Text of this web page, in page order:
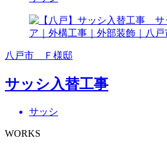
八戸市 Ｆ様邸
サッシ入替工事
サッシ
WORKS